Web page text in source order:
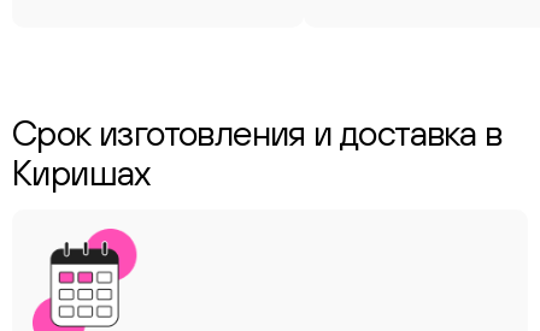
Срок изготовления и доставка в
Киришах